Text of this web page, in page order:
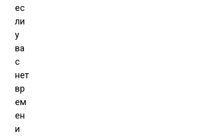
ес
ли
у
ва
с
нет
вр
ем
ен
и